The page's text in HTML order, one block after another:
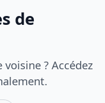
de
? Accédez